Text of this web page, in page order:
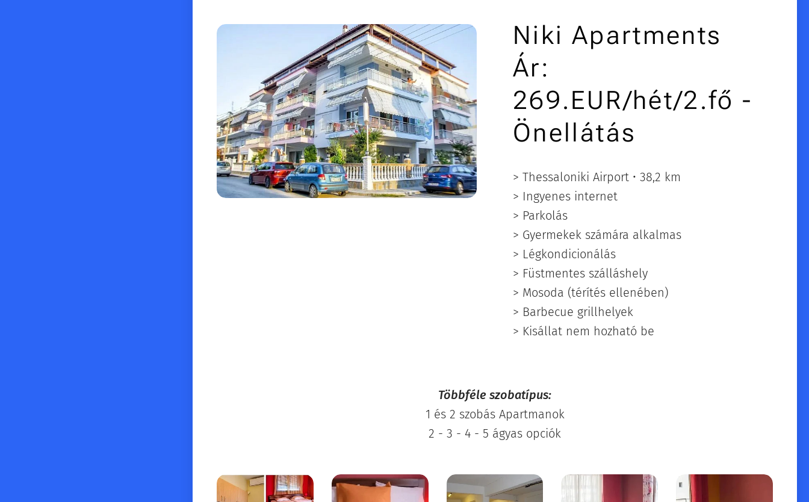
Niki Apartments
Ár:
269.EUR/hét/2.fő -
Önellátás
> Thessaloniki Airport • 38,2 km
> Ingyenes internet
> Parkolás
> Gyermekek számára alkalmas
> Légkondicionálás
> Füstmentes szálláshely
> Mosoda (térítés ellenében)
> Barbecue grillhelyek
> Kisállat nem hozható be
Többféle szobatípus:
1 és 2 szobás Apartmanok
2 - 3 - 4 - 5 ágyas opciók